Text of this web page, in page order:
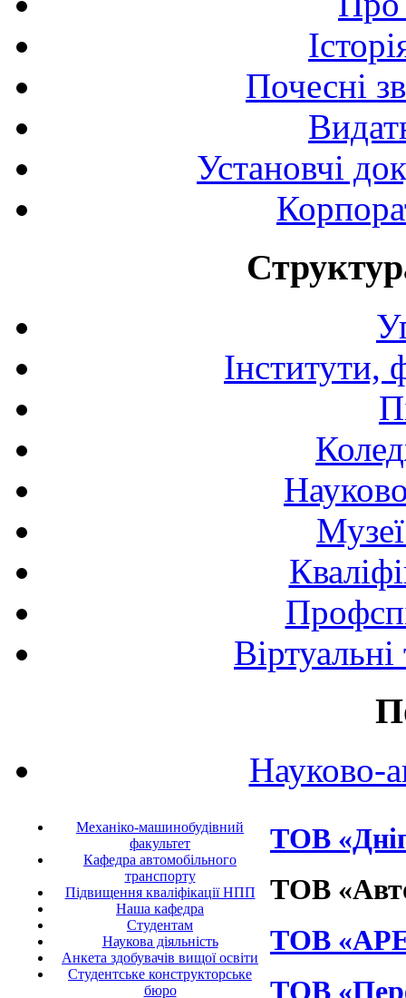
Почесні
Установчі
Інститути,
Науково-
Механіко-машинобудівний
факультет
Кафедра автомобільного
транспорту
Підвищення кваліфікації НПП
Наша кафедра
Студентам
Наукова діяльність
Анкета здобувачів вищої освіти
Студентське конструкторське
бюро
ТОВ
ТОВ
ТОВ
ТОВ